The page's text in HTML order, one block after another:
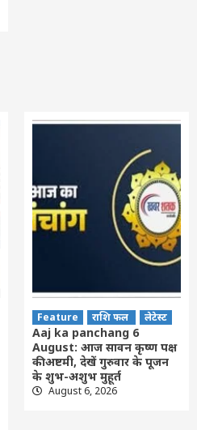
Feature राशि फल लेटेस्ट
Aaj ka panchang 6
August: आज सावन कृष्ण पक्ष
की अष्टमी, देखें गुरुवार के पूजन
के शुभ-अशुभ मुहूर्त
August 6, 2026